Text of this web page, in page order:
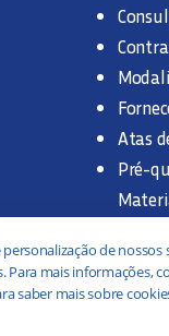
Atas
Pré-
de
mais informações,
saber mais sobre